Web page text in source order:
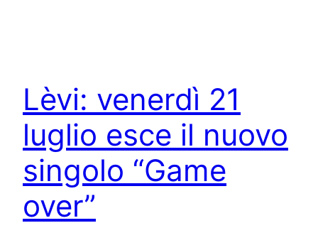
Lèvi: venerdì 21
luglio esce il nuovo
singolo “Game
over”